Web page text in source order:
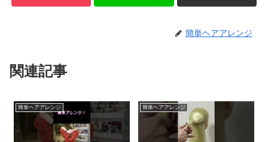
簡単ヘアアレンジ
関連記事
簡単ヘアアレンジ 簡単ヘアアレンジ